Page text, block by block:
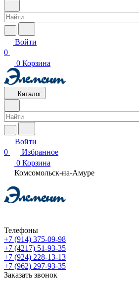
Войти
0
0 Корзина
Каталог
Войти
0
Избранное
0 Корзина
Комсомольск-на-Амуре
Телефоны
+7 (914) 375-09-98
+7 (4217) 51-93-35
+7 (924) 228-13-13
+7 (962) 297-93-35
Заказать звонок